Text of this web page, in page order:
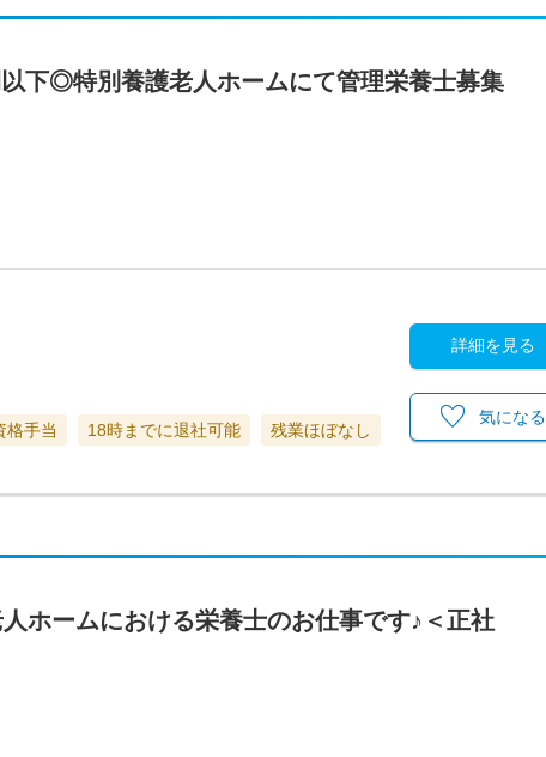
下◎特別養護老人ホームにて管理栄養士募集
格手当 18時までに退社可能 残業ほぼなし
詳細を見る
気になる
ホームにおける栄養士のお仕事です♪＜正社